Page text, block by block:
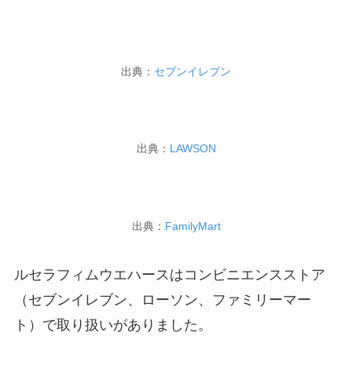
出典： セブンイレブン
出典： LAWSON
出典： FamilyMart
ルセラフィムウエハースはコンビニエンスストア
（セブンイレブン、ローソン、ファミリーマー
ト）で取り扱いがありました。